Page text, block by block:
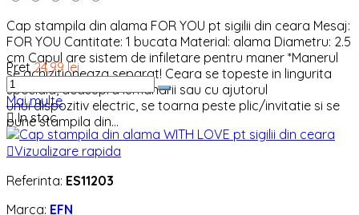
Cap stampila din alama FOR YOU pt sigilii din ceara Mesaj:
FOR YOU Cantitate: 1 bucata Material: alama Diametru: 2.5
cm Capul are sistem de infiletare pentru maner *Manerul
se achizitioneaza separat! Ceara se topeste in lingurita
speciala, deasupra lumanarii sau cu ajutorul
unui dispozitiv electric, se toarna peste plic/invitatie si se
pune stampila din...
Pret 24,99 lei
Mai multe
In stoc
Vizualizare rapida
Referinta: ES11203
Marca: EFN